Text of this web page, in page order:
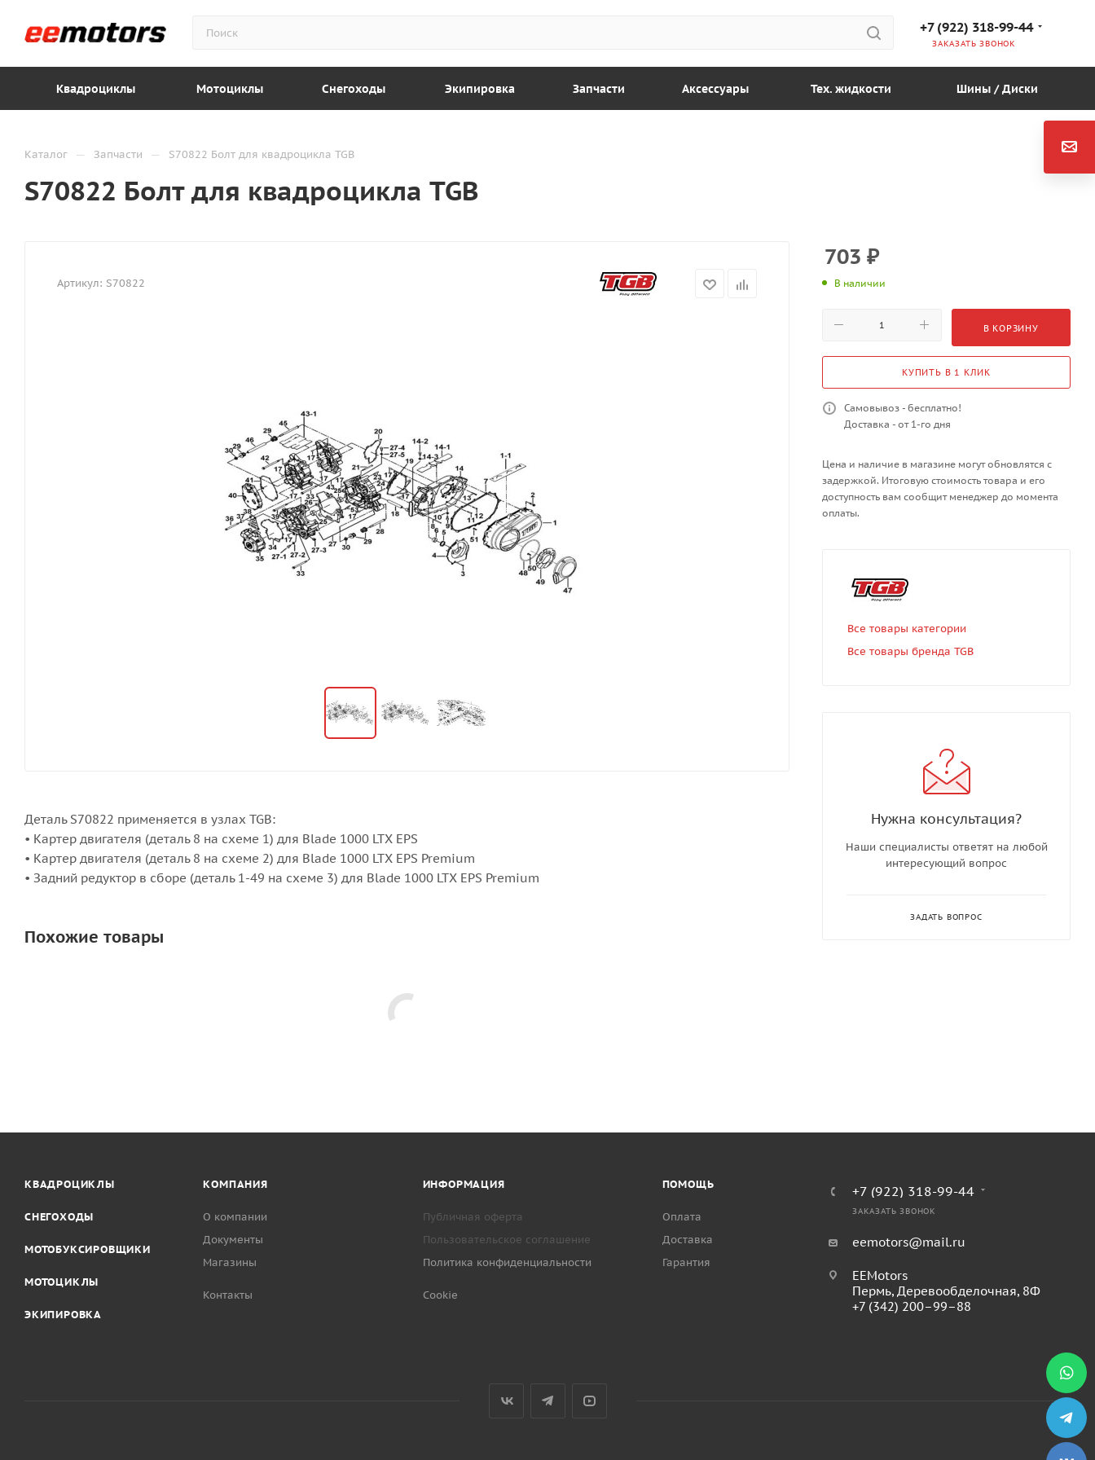
+7 (922) 318-99-44
ЗАКАЗАТЬ ЗВОНОК
Квадроциклы Мотоциклы Снегоходы Экипировка Запчасти Аксессуары Тех. жидкости Шины / Диски
Каталог — Запчасти — S70822 Болт для квадроцикла TGB
S70822 Болт для квадроцикла TGB
Артикул: S70822
Деталь S70822 применяется в узлах TGB:
• Картер двигателя (деталь 8 на схеме 1) для Blade 1000 LTX EPS
• Картер двигателя (деталь 8 на схеме 2) для Blade 1000 LTX EPS Premium
• Задний редуктор в сборе (деталь 1-49 на схеме 3) для Blade 1000 LTX EPS Premium
Похожие товары
703 ₽
В наличии
В КОРЗИНУ
КУПИТЬ В 1 КЛИК
Самовывоз - бесплатно!
Доставка - от 1-го дня
Цена и наличие в магазине могут обновлятся с
задержкой. Итоговую стоимость товара и его
доступность вам сообщит менеджер до момента
оплаты.
Все товары категории
Все товары бренда TGB
Нужна консультация?
Наши специалисты ответят на любой
интересующий вопрос
ЗАДАТЬ ВОПРОС
КВАДРОЦИКЛЫ
СНЕГОХОДЫ
МОТОБУКСИРОВЩИКИ
МОТОЦИКЛЫ
ЭКИПИРОВКА
КОМПАНИЯ
О компании
Документы
Магазины
Контакты
ИНФОРМАЦИЯ
Публичная оферта
Пользовательское соглашение
Политика конфиденциальности
Cookie
ПОМОЩЬ
Оплата
Доставка
Гарантия
+7 (922) 318-99-44
ЗАКАЗАТЬ ЗВОНОК
eemotors@mail.ru
EEMotors
Пермь, Деревообделочная, 8Ф
+7 (342) 200–99–88